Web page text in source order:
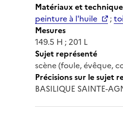
Matériaux et
peinture à l'huile
;
Mesures
149.5 H ; 201 L
Sujet représenté
scène (foule, évêque,
Précisions sur le sujet
BASILIQUE SAINTE-